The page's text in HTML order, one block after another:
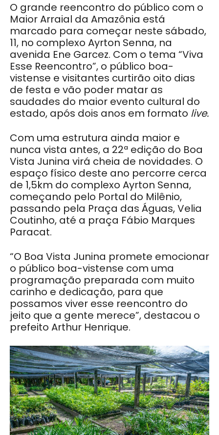
O grande reencontro do público com o
Maior Arraial da Amazônia está
marcado para começar neste sábado,
11, no complexo Ayrton Senna, na
avenida Ene Garcez. Com o tema “Viva
Esse Reencontro”, o público boa-
vistense e visitantes curtirão oito dias
de festa e vão poder matar as
saudades do maior evento cultural do
estado, após dois anos em formato live.
Com uma estrutura ainda maior e
nunca vista antes, a 22ª edição do Boa
Vista Junina virá cheia de novidades. O
espaço físico deste ano percorre cerca
de 1,5km do complexo Ayrton Senna,
começando pelo Portal do Milênio,
passando pela Praça das Águas, Velia
Coutinho, até a praça Fábio Marques
Paracat.
“O Boa Vista Junina promete emocionar
o público boa-vistense com uma
programação preparada com muito
carinho e dedicação, para que
possamos viver esse reencontro do
jeito que a gente merece”, destacou o
prefeito Arthur Henrique.